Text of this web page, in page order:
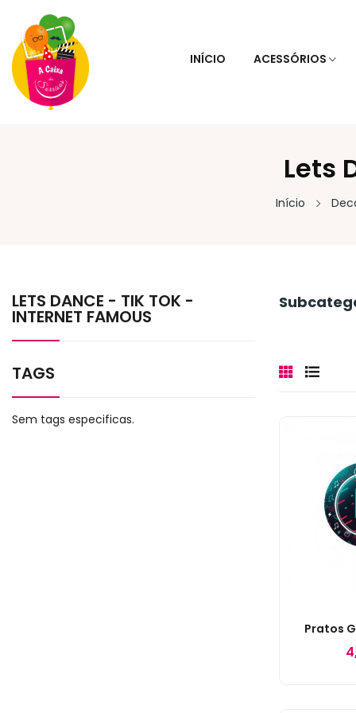
INÍCIO ACESSÓRIOS
Lets
Início
LETS DANCE - TIK TOK -
INTERNET FAMOUS
TAGS
Sem tags especificas.
Pratos